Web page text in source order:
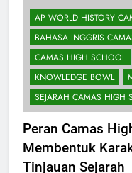
AP WORLD HISTORY
BAHASA INGGRIS
CAMAS HIGH SCHOOL
KNOWLEDGE BOWL
SEJARAH CAMAS HIGH
Peran Camas
Membentuk